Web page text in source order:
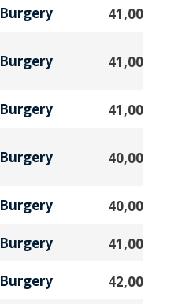
Burgery 41,00
Burgery 41,00
Burgery 41,00
Burgery 40,00
Burgery 40,00
Burgery 41,00
Burgery 42,00